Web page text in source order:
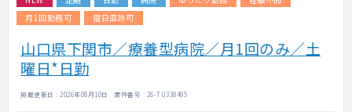
月1回勤務可
宿日直許可
山口県下関市／療養型病院／月1回のみ／土
曜日*日勤
掲載更新日 : 2026年08月10日 案件番号 : 26-TU338495